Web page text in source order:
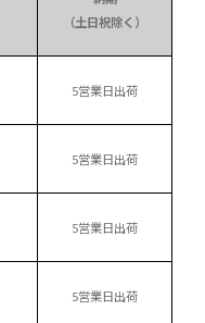
（土日祝除く）
5営業日出荷
5営業日出荷
5営業日出荷
5営業日出荷